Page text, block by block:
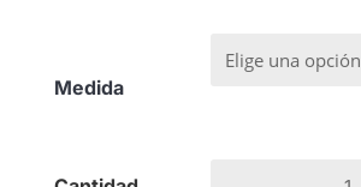
Medida
Tuerca